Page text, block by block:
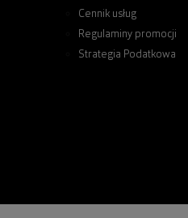
Cennik usług
Regulaminy promocji
Strategia Podatkowa